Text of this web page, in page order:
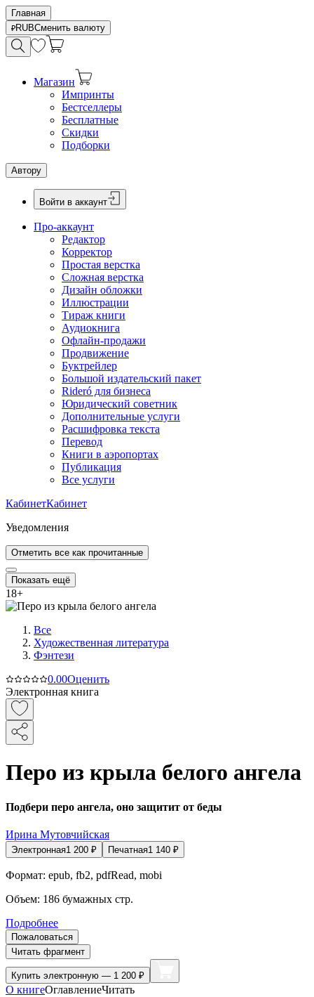
Главная
RUBСменить валюту
Магазин
Импринты
Бестселлеры
Бесплатные
Скидки
Подборки
Автору
Войти в аккаунт
Про-аккаунт
Редактор
Корректор
Простая верстка
Сложная верстка
Дизайн обложки
Иллюстрации
Тираж книги
Аудиокнига
Офлайн-продажи
Продвижение
Буктрейлер
Большой издательский пакет
Rideró для бизнеса
Юридический советник
Дополнительные услуги
Расшифровка текста
Перевод
Книги в аэропортах
Публикация
Все услуги
КабинетКабинет
Уведомления
Отметить все как прочитанные
Показать ещё
18+
Все
Художественная литература
Фэнтези
0.00Оценить
Электронная книга
Перо из крыла белого ангела
Подбери перо ангела, оно защитит от беды
Ирина Мутовчийская
Электронная1 200 ₽ Печатная1 140 ₽
Формат: epub, fb2, pdfRead, mobi
Объем: 186 бумажных стр.
Подробнее
Пожаловаться
Читать фрагмент
Купить электронную — 1 200 ₽
О книгеОглавлениеЧитать